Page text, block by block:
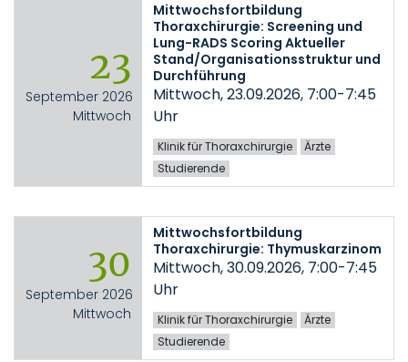
23
September 2026
Mittwoch
Mittwochsfortbildung
Thoraxchirurgie: Screening und
Lung-RADS Scoring Aktueller
Stand/Organisationsstruktur und
Durchführung
Mittwoch, 23.09.2026, 7:00-7:45
Uhr
Klinik für Thoraxchirurgie
Ärzte
Studierende
30
September 2026
Mittwoch
Mittwochsfortbildung
Thoraxchirurgie: Thymuskarzinom
Mittwoch, 30.09.2026, 7:00-7:45
Uhr
Klinik für Thoraxchirurgie
Ärzte
Studierende